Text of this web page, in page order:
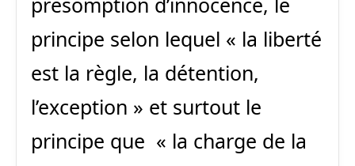
principe selon lequel « la liberté
est la règle, la détention,
l’exception » et surtout le
principe que « la charge de la